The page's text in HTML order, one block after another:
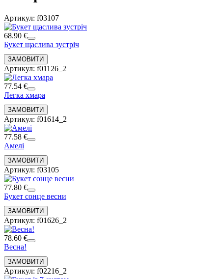
Артикул: f03107
68.90 €
Букет щаслива зустріч
Артикул: f01126_2
77.54 €
Легка хмара
Артикул: f01614_2
77.58 €
Амелі
Артикул: f03105
77.80 €
Букет сонце весни
Артикул: f01626_2
78.60 €
Весна!
Артикул: f02216_2